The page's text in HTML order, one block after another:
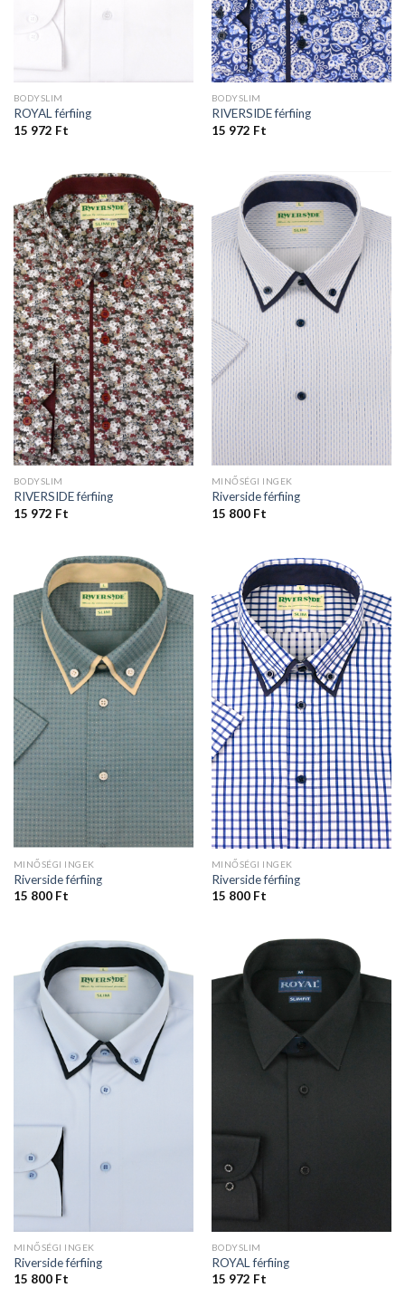
BODYSLIM
ROYAL férfiing
15 972 Ft
BODYSLIM
RIVERSIDE férfiing
15 972 Ft
BODYSLIM
RIVERSIDE férfiing
15 972 Ft
MINŐSÉGI INGEK
Riverside férfiing
15 800 Ft
MINŐSÉGI INGEK
Riverside férfiing
15 800 Ft
MINŐSÉGI INGEK
Riverside férfiing
15 800 Ft
MINŐSÉGI INGEK
Riverside férfiing
15 800 Ft
BODYSLIM
ROYAL férfiing
15 972 Ft